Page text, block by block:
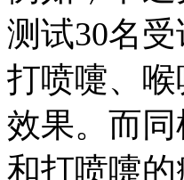
测试30名
打喷嚏、
效果。而
和打喷嚏